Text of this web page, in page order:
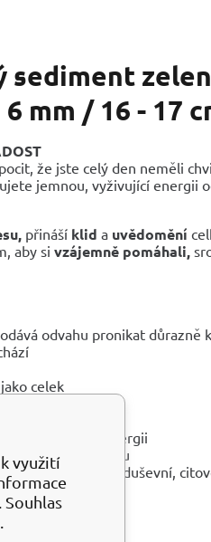
mm / 16 - 17
že jste celý den neměli
jemnou, vyživující energii
přináší klid a uvědomění
aby si vzájemně pomáhali,
odvahu pronikat důrazně
celek
a dodává tělu energii
čakry a auru
rovnováhu duševní,
využití